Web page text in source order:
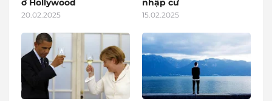
ở Hollywood
20.02.2025
nhập cư
15.02.2025